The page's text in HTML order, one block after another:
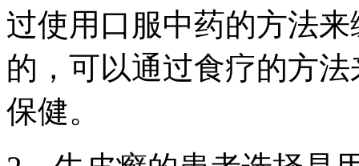
过使用口服中药的方法
的，可以通过食疗的方
保健。